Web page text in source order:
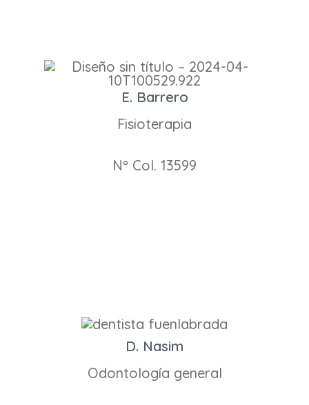
E. Barrero
Fisioterapia
Nº Col. 13599
D. Nasim
Odontología general